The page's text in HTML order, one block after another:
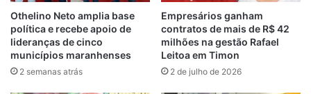
Dos 18 quilômetros da MA-339, 5 km teriam
passado por recapeamento e os outros 13
km teriam sido completamente “asfaltados”.
No entanto, os parlamentares apontam que
Othelino Neto amplia base
política e recebe apoio de
lideranças de cinco
municípios maranhenses
2 semanas atrás
Empresários ganham
contratos de mais de R$ 42
milhões na gestão Rafael
Leitoa em Timon
2 de julho de 2026